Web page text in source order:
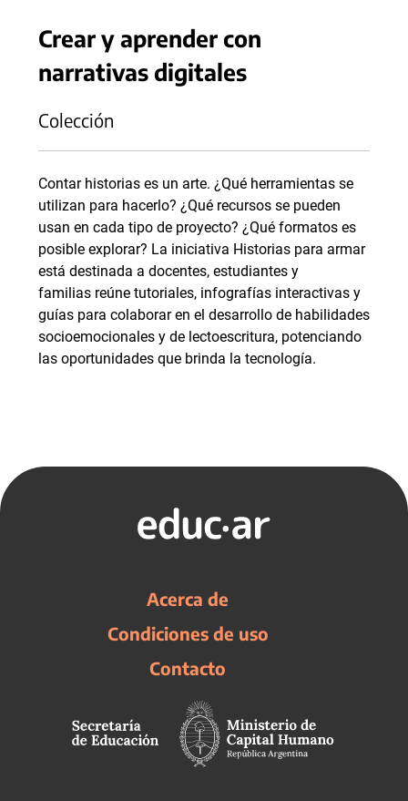
Crear y aprender con
narrativas digitales
Colección
Contar historias es un arte. ¿Qué herramientas se
utilizan para hacerlo? ¿Qué recursos se pueden
usan en cada tipo de proyecto? ¿Qué formatos es
posible explorar? La iniciativa Historias para armar
está destinada a docentes, estudiantes y
familias reúne tutoriales, infografías interactivas y
guías para colaborar en el desarrollo de habilidades
socioemocionales y de lectoescritura, potenciando
las oportunidades que brinda la tecnología.
Acerca de
Condiciones de uso
Contacto